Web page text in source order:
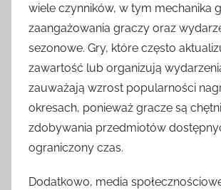
wiele czynników, w tym mechanika
zaangażowania graczy oraz
sezonowe. Gry, które często
zawartość lub organizują
zauważają wzrost popularności
okresach, ponieważ gracze są
zdobywania przedmiotów
ograniczony czas.
Dodatkowo, media